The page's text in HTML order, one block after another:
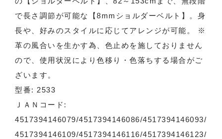
で長さ調節が可能な【8mmショルダーベルト】。身
長や、好みのスタイルに応じてアレンジが可能。 ※
革の風合いを生かす為、色止めを施しておりません
ので、使用状況により色移り・色落ちする場合がご
ざいます。
型番: 2533
ＪＡＮコード:
4517394146079/4517394146086/4517394146093/
4517394146109/4517394146116/4517394146123/